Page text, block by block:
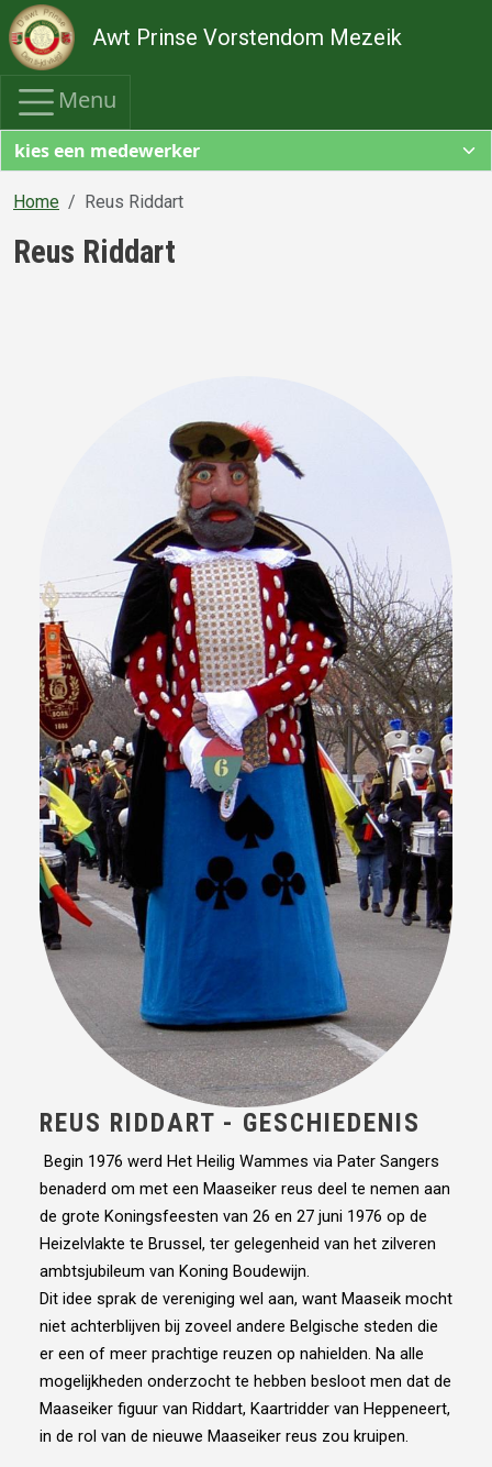
Overslaan en naar de inhoud gaan
Awt Prinse Vorstendom Mezeik
Menu
Home Reus Riddart
Reus Riddart
REUS RIDDART - GESCHIEDENIS
Begin 1976 werd Het Heilig Wammes via Pater Sangers
benaderd om met een Maaseiker reus deel te nemen aan
de grote Koningsfeesten van 26 en 27 juni 1976 op de
Heizelvlakte te Brussel, ter gelegenheid van het zilveren
ambtsjubileum van Koning Boudewijn.
Dit idee sprak de vereniging wel aan, want Maaseik mocht
niet achterblijven bij zoveel andere Belgische steden die
er een of meer prachtige reuzen op nahielden. Na alle
mogelijkheden onderzocht te hebben besloot men dat de
Maaseiker figuur van Riddart, Kaartridder van Heppeneert,
in de rol van de nieuwe Maaseiker reus zou kruipen.